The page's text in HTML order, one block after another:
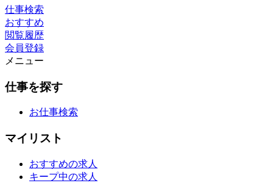
仕事検索
おすすめ
閲覧履歴
会員登録
メニュー
仕事を探す
お仕事検索
マイリスト
おすすめの求人
キープ中の求人